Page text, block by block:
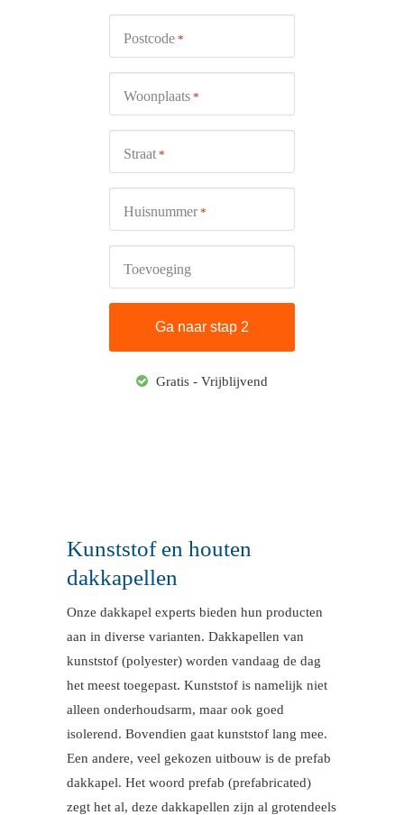
Postcode *
Woonplaats *
Straat *
Huisnummer *
Toevoeging
Gratis - Vrijblijvend
Kunststof en houten
dakkapellen
Onze dakkapel experts bieden hun producten
aan in diverse varianten. Dakkapellen van
kunststof (polyester) worden vandaag de dag
het meest toegepast. Kunststof is namelijk niet
alleen onderhoudsarm, maar ook goed
isolerend. Bovendien gaat kunststof lang mee.
Een andere, veel gekozen uitbouw is de prefab
dakkapel. Het woord prefab (prefabricated)
zegt het al, deze dakkapellen zijn al grotendeels